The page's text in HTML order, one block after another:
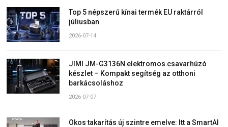
Top 5 népszerű kínai termék EU raktárról
júliusban
2026-07-14
JIMI JM-G3136N elektromos csavarhúzó
készlet – Kompakt segítség az otthoni
barkácsoláshoz
2026-07-07
Okos takarítás új szintre emelve: Itt a SmartAI